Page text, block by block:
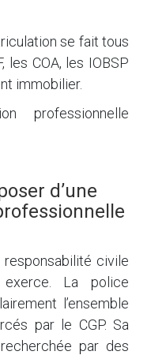
se fait tous
les COA, les IOBSP
immobilier.
professionnelle
d’une
civile
La police
l’ensemble
par le CGP. Sa
par des